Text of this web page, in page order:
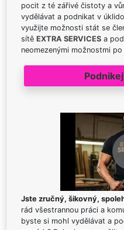
pocit z té zářivé čistoty a
vydělávat a podnikat v
využijte možnosti stát se
sítě EXTRA SERVICES a
neomezenými možnostmi
Jste zručný, šikovný,
rád všestrannou práci a
byste si mohl vydělávat a